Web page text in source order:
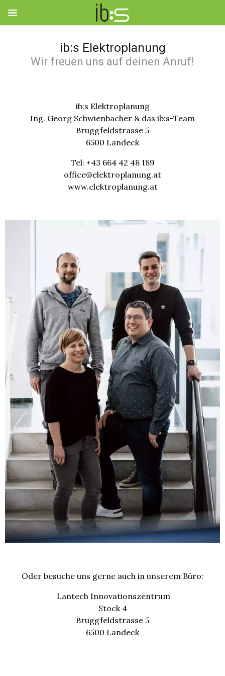
VISION
IB:S SPEZIALISTEN
WERTE
ib:s Elektroplanung
Wir freuen uns auf deinen Anruf!
ib:s Elektroplanung
Ing. Georg Schwienbacher & das ib:s-Team
Bruggfeldstrasse 5
6500 Landeck
Tel: +43 664 42 48 189
office@elektroplanung.at
www.elektroplanung.at
Oder besuche uns gerne auch in unserem Büro:
Lantech Innovationszentrum
Stock 4
Bruggfeldstrasse 5
6500 Landeck